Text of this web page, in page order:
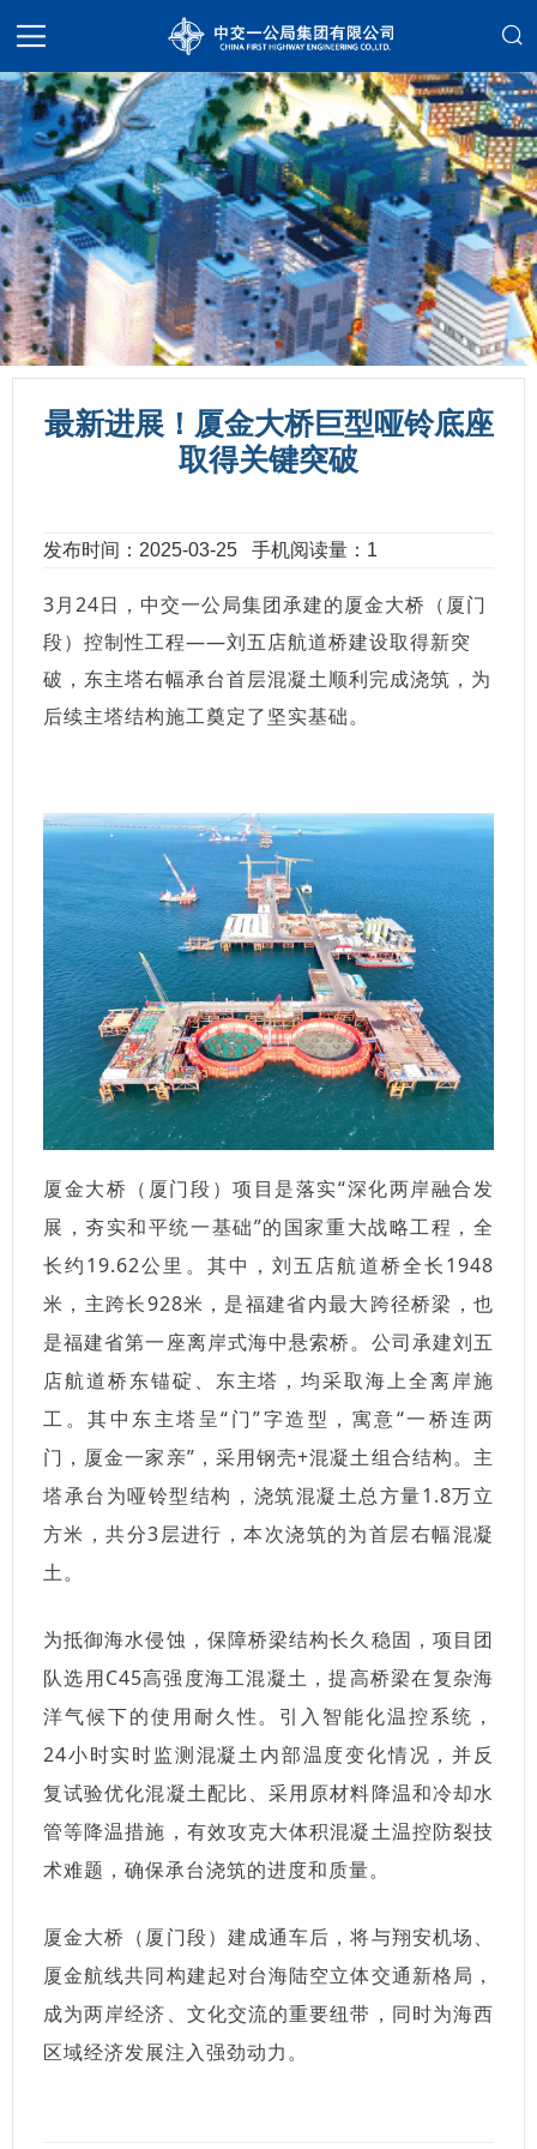
最新进展！厦金大桥巨型哑铃底座
取得关键突破
发布时间：2025-03-25 手机阅读量：1
3月24日，中交一公局集团承建的厦金大桥（厦门
段）控制性工程——刘五店航道桥建设取得新突
破，东主塔右幅承台首层混凝土顺利完成浇筑，为
后续主塔结构施工奠定了坚实基础。
厦金大桥（厦门段）项目是落实“深化两岸融合发
展，夯实和平统一基础”的国家重大战略工程，全
长约19.62公里。其中，刘五店航道桥全长1948
米，主跨长928米，是福建省内最大跨径桥梁，也
是福建省第一座离岸式海中悬索桥。公司承建刘五
店航道桥东锚碇、东主塔，均采取海上全离岸施
工。其中东主塔呈“门”字造型，寓意“一桥连两
门，厦金一家亲”，采用钢壳+混凝土组合结构。主
塔承台为哑铃型结构，浇筑混凝土总方量1.8万立
方米，共分3层进行，本次浇筑的为首层右幅混凝
土。
为抵御海水侵蚀，保障桥梁结构长久稳固，项目团
队选用C45高强度海工混凝土，提高桥梁在复杂海
洋气候下的使用耐久性。引入智能化温控系统，
24小时实时监测混凝土内部温度变化情况，并反
复试验优化混凝土配比、采用原材料降温和冷却水
管等降温措施，有效攻克大体积混凝土温控防裂技
术难题，确保承台浇筑的进度和质量。
厦金大桥（厦门段）建成通车后，将与翔安机场、
厦金航线共同构建起对台海陆空立体交通新格局，
成为两岸经济、文化交流的重要纽带，同时为海西
区域经济发展注入强劲动力。